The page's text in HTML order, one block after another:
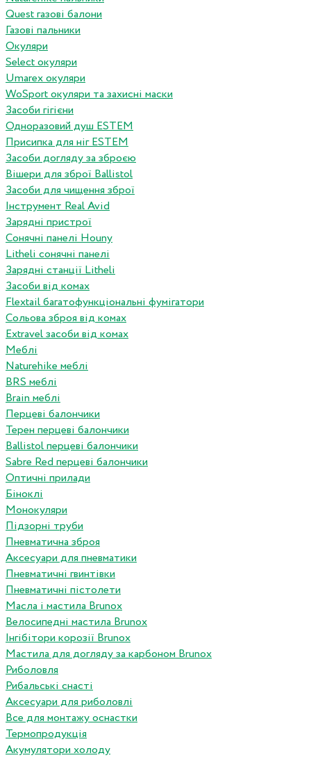
Quest газові балони
Газові пальники
Окуляри
Select окуляри
Umarex окуляри
WoSport окуляри та захисні маски
Засоби гігієни
Одноразовий душ ESTEM
Присипка для ніг ESTEM
Засоби догляду за зброєю
Вішери для зброї Ballistol
Засоби для чищення зброї
Інструмент Real Avid
Зарядні пристрої
Сонячні панелі Houny
Litheli сонячні панелі
Зарядні станції Litheli
Засоби від комах
Flextail багатофункціональні фумігатори
Сольова зброя від комах
Extravel засоби від комах
Меблі
Naturehike меблі
BRS меблі
Brain меблі
Перцеві балончики
Терен перцеві балончики
Ballistol перцеві балончики
Sabre Red перцеві балончики
Оптичні прилади
Біноклі
Монокуляри
Підзорні труби
Пневматична зброя
Аксесуари для пневматики
Пневматичні гвинтівки
Пневматичні пістолети
Масла і мастила Brunox
Велосипедні мастила Brunox
Інгібітори корозії Brunox
Мастила для догляду за карбоном Brunox
Риболовля
Рибальські снасті
Аксесуари для риболовлі
Все для монтажу оснастки
Термопродукція
Акумулятори холоду